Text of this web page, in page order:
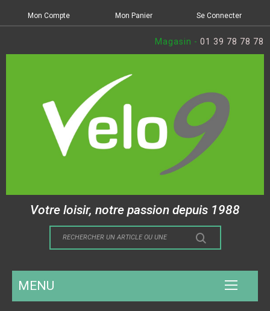
Mon Compte Mon Panier Se Connecter
Magasin - 01 39 78 78 78
Votre loisir, notre passion depuis 1988
MENU